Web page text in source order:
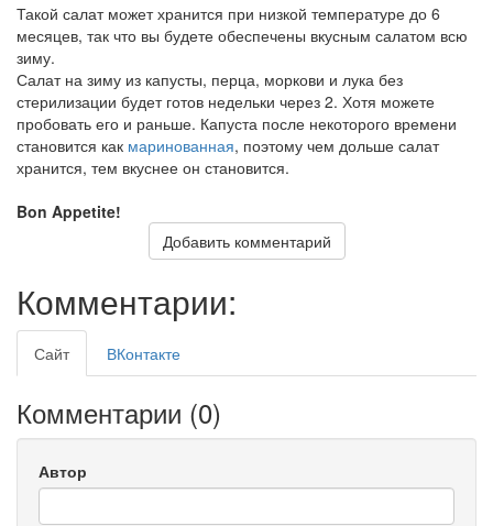
Такой салат может хранится при низкой температуре до 6
месяцев, так что вы будете обеспечены вкусным салатом всю
зиму.
Салат на зиму из капусты, перца, моркови и лука без
стерилизации будет готов недельки через 2. Хотя можете
пробовать его и раньше. Капуста после некоторого времени
становится как маринованная, поэтому чем дольше салат
хранится, тем вкуснее он становится.
Bon Appetite!
Добавить комментарий
Комментарии:
Сайт ВКонтакте
Комментарии (0)
Автор